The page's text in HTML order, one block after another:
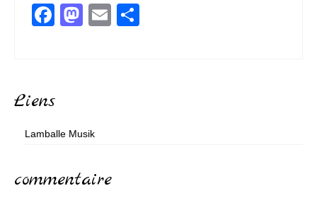
Facebook
Mastodon
Email
Liens
Lamballe Musik
commentaire